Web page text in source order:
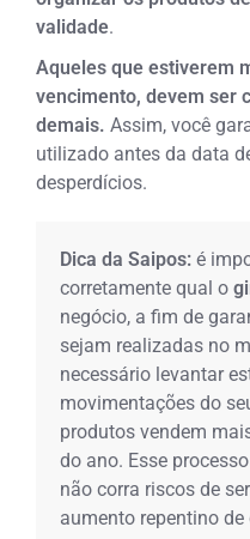
validade.
Aqueles que estiverem
vencimento, devem ser
demais.Assim, você
utilizado antes da data
desperdícios.
Dica da Saipos: é
corretamente qual o
negócio, a fim de
sejam realizadas no
necessário levantar
movimentações do
produtos vendem
do ano. Esse
não corra riscos de
aumento repentino